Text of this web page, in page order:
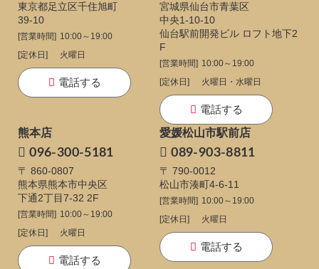
東京都足立区千住旭町
39-10
[営業時間] 10:00～19:00
[定休日]
火曜日
電話する
宮城県仙台市青葉区
中央1-10-10
仙台駅前開発ビル ロフト地下2
F
[営業時間] 10:00～19:00
[定休日]
火曜日・水曜日
電話する
熊本店
096-300-5181
〒 860-0807
熊本県熊本市中央区
下通2丁目7-32 2F
[営業時間] 10:00～19:00
[定休日]
火曜日
電話する
愛媛松山市駅前店
089-903-8811
〒 790-0012
松山市湊町4-6-11
[営業時間] 10:00～19:00
[定休日]
火曜日
電話する